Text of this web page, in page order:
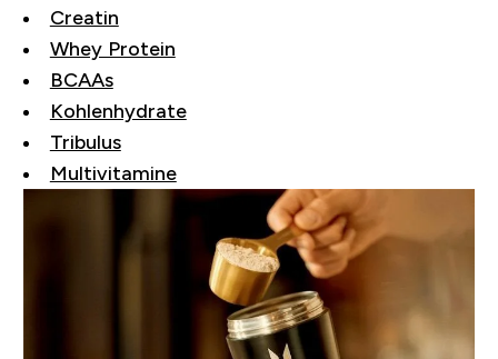
Creatin
Whey Protein
BCAAs
Kohlenhydrate
Tribulus
Multivitamine